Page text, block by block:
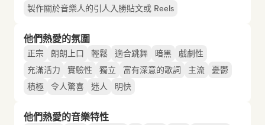
製作關於音樂人的引人入勝貼文或 Reels
他們熱愛的氛圍
正宗 朗朗上口 輕鬆 適合跳舞 暗黑
戲劇性
充滿活力
實驗性 獨立 富有深意的歌詞 主流
憂鬱
積極
令人驚喜 迷人 明快
他們熱愛的音樂特性